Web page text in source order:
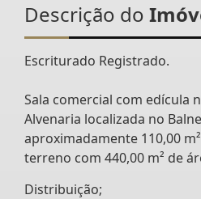
Descrição do
Escriturado Registrado.
Sala comercial com edícula
Alvenaria localizada no
aproximadamente 110,00
terreno com 440,00 m² de
Distribuição;